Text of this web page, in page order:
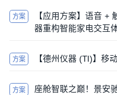
方案
【应用方案】语音 +
器重构智能家电交互
方案 【德州仪器 (TI)】移
方案
座舱智联之巅！景安